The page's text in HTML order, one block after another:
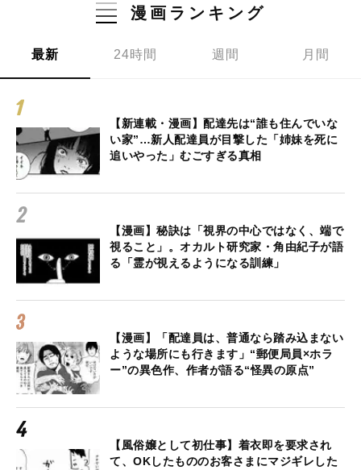
漫画ランキング
最新 24時間 週間 月間
【新連載・漫画】配達先は“誰も住んでいな
い家”…新人配達員が目撃した「姉妹を死に
追いやった」むごすぎる真相
【漫画】秘訣は「視界の中心ではなく、端で
視ること」。オカルト研究家・角由紀子が語
る「霊が視えるようになる訓練」
【漫画】「配達員は、普通なら踏み込まない
ような場所にも行きます」“郵便局員×ホラ
ー”の異色作、作者が語る“怪異の原点”
【風俗嬢として初仕事】着衣即を要求され
て、OKしたもののお客さまにマジギレした